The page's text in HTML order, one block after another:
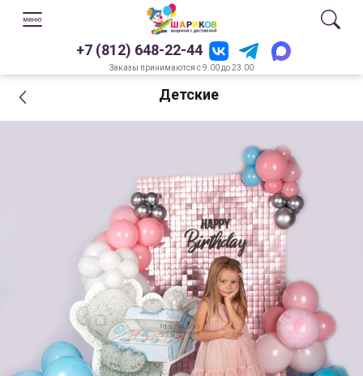
+7 (812) 648-22-44
Заказы принимаются с 9.00 до 23.00
Детские